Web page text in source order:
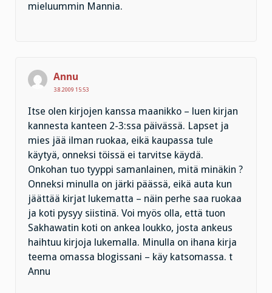
mieluummin Mannia.
Annu
3.8.2009 15:53
Itse olen kirjojen kanssa maanikko – luen kirjan
kannesta kanteen 2-3:ssa päivässä. Lapset ja
mies jää ilman ruokaa, eikä kaupassa tule
käytyä, onneksi töissä ei tarvitse käydä.
Onkohan tuo tyyppi samanlainen, mitä minäkin ?
Onneksi minulla on järki päässä, eikä auta kun
jäättää kirjat lukematta – näin perhe saa ruokaa
ja koti pysyy siistinä. Voi myös olla, että tuon
Sakhawatin koti on ankea loukko, josta ankeus
haihtuu kirjoja lukemalla. Minulla on ihana kirja
teema omassa blogissani – käy katsomassa. t
Annu